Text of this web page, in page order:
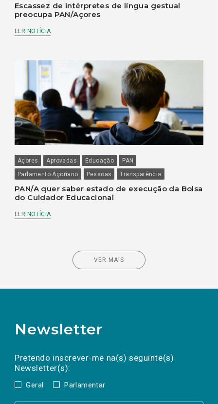
Escassez de intérpretes de língua gestual
preocupa PAN/Açores
LER NOTÍCIA
Açores Aprovadas Educação
PAN
Parlamento Açoriano
Pessoas Transparência
PAN/A quer saber estado de execução da Bolsa
do Cuidador Educacional
LER NOTÍCIA
VER MAIS
Newsletter
Pretendo inscrever-me na(s) seguinte(s)
Newsletter(s):
Geral Parlamentar
a(s) newsletter(s).
mail